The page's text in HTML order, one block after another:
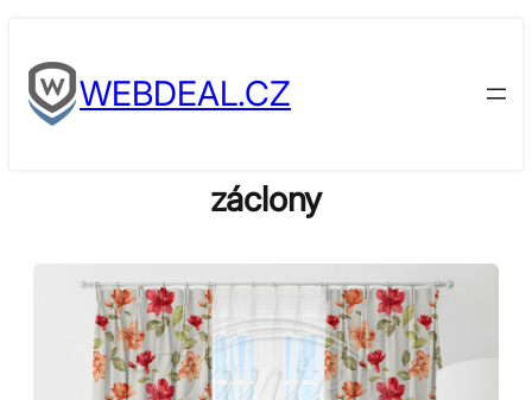
to
contentWEBDEAL.CZ
záclony